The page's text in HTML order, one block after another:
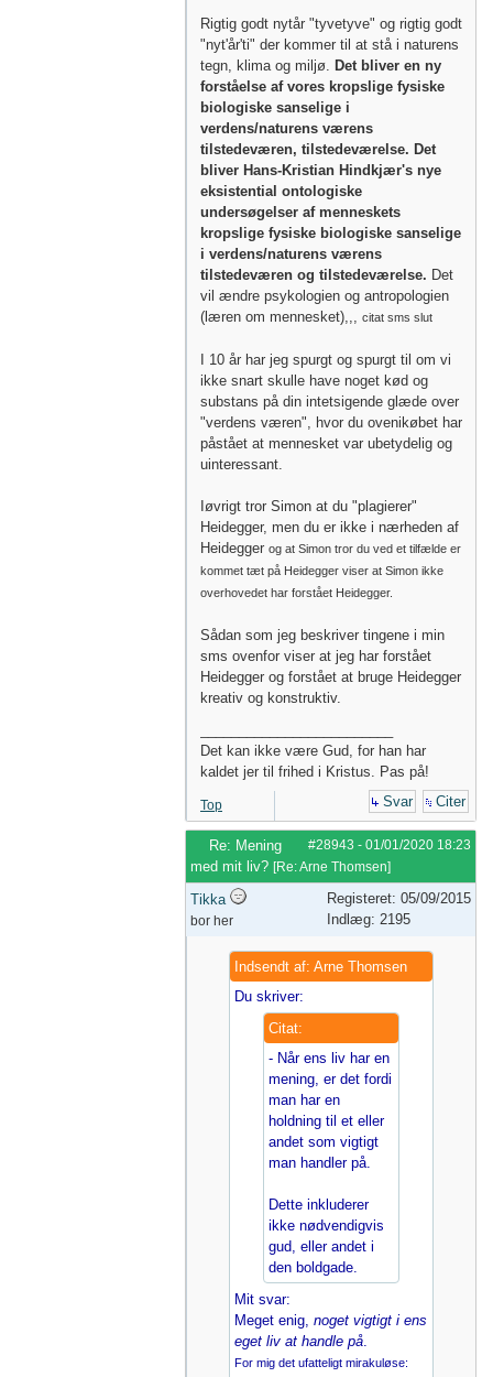
Rigtig godt nytår "tyvetyve" og rigtig godt
"nyt'år'ti" der kommer til at stå i naturens
tegn, klima og miljø. Det bliver en ny
forståelse af vores kropslige fysiske
biologiske sanselige i
verdens/naturens værens
tilstedeværen, tilstedeværelse. Det
bliver Hans-Kristian Hindkjær's nye
eksistential ontologiske
undersøgelser af menneskets
kropslige fysiske biologiske sanselige
i verdens/naturens værens
tilstedeværen og tilstedeværelse. Det
vil ændre psykologien og antropologien
(læren om mennesket),,, citat sms slut
I 10 år har jeg spurgt og spurgt til om vi
ikke snart skulle have noget kød og
substans på din intetsigende glæde over
"verdens væren", hvor du ovenikøbet har
påstået at mennesket var ubetydelig og
uinteressant.
Iøvrigt tror Simon at du "plagierer"
Heidegger, men du er ikke i nærheden af
Heidegger og at Simon tror du ved et tilfælde er
kommet tæt på Heidegger viser at Simon ikke
overhovedet har forstået Heidegger.
Sådan som jeg beskriver tingene i min
sms ovenfor viser at jeg har forstået
Heidegger og forstået at bruge Heidegger
kreativ og konstruktiv.
Det kan ikke være Gud, for han har
kaldet jer til frihed i Kristus. Pas på!
Top Svar Citer
#28943 - 01/01/2020 18:23
Re: Mening
med mit liv? [Re: Arne Thomsen]
Tikka
bor her
Registeret: 05/09/2015
Indlæg: 2195
Indsendt af: Arne Thomsen
Du skriver:
Citat:
- Når ens liv har en
mening, er det fordi
man har en
holdning til et eller
andet som vigtigt
man handler på.
Dette inkluderer
ikke nødvendigvis
gud, eller andet i
den boldgade.
Mit svar:
Meget enig, noget vigtigt i ens
eget liv at handle på.
For mig det ufatteligt mirakuløse: